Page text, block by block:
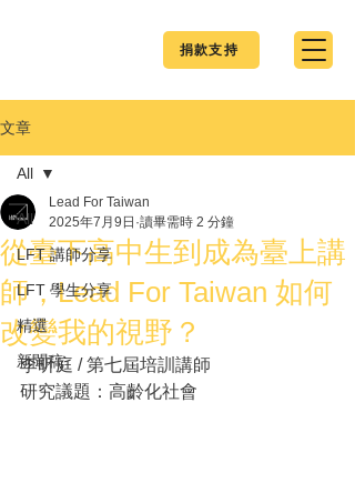
捐款支持
文章
All
LFT 講師分享
LFT 學生分享
精選
新聞稿
All
從臺下高中生到成為臺上講
師，Lead For Taiwan 如何
改變我的視野？
Lead For Taiwan
2025年7月9日 讀畢需時 2 分鐘
李昕庭 / 第七屆培訓講師
研究議題：高齡化社會